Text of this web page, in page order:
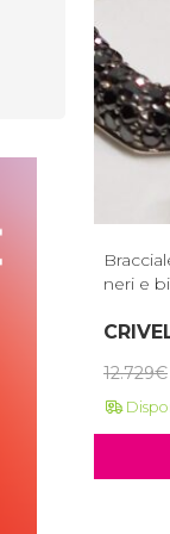
spedizione….
neri e
12.729€